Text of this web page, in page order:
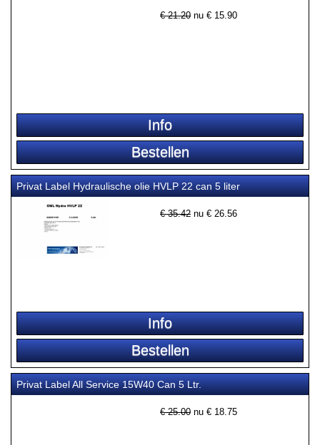
€ 21.20 nu € 15.90
Privat Label Hydraulische olie HVLP 22 can 5 liter
€ 35.42 nu € 26.56
Privat Label All Service 15W40 Can 5 Ltr.
€ 25.00 nu € 18.75